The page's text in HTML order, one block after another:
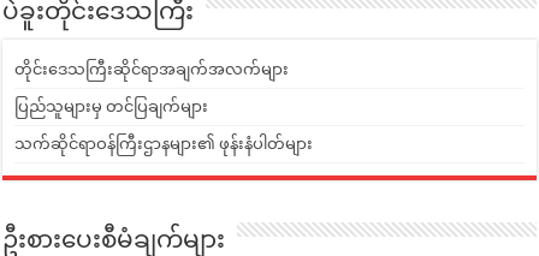
ပဲခူးတိုင်းဒေသကြီး
တိုင်းဒေသကြီးဆိုင်ရာအချက်အလက်များ
ပြည်သူများမှ တင်ပြချက်များ
သက်ဆိုင်ရာဝန်ကြီးဌာနများ၏ ဖုန်းနံပါတ်များ
ဦးစားပေးစီမံချက်များ